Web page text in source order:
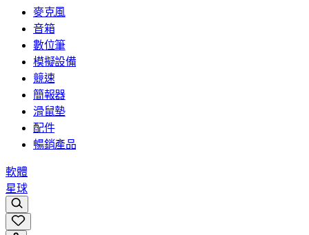
麥克風
音箱
數位筆
模擬設備
競速
簡報器
滑鼠墊
配件
暢銷產品
軟體
星球